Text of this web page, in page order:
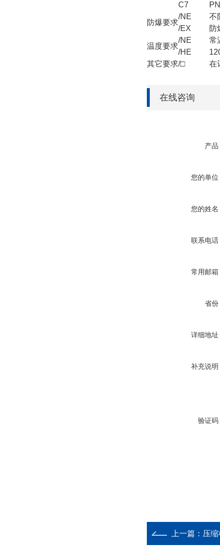
C7
防爆要求
/NE
不
/EX
防
温度要求
/NE
常
/HE
其它要求/□ 在
在线咨询
产品
您的单位
您的姓名
联系电话
常用邮箱
省份
详细地址
补充说明
验证码
上一篇： 压